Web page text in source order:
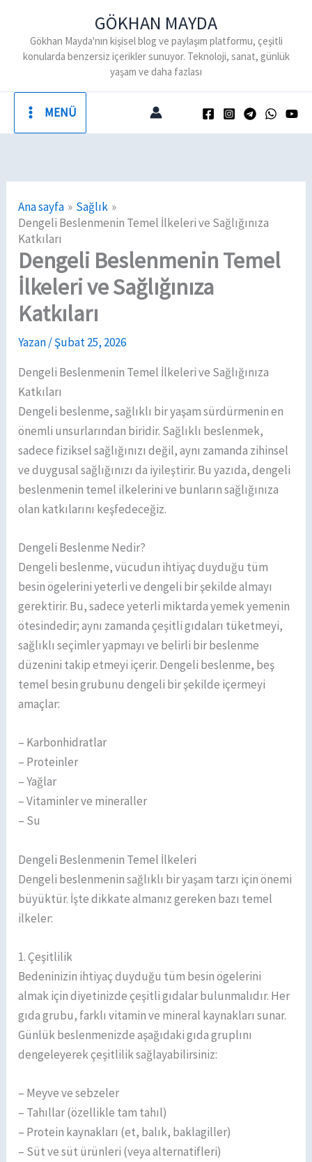
GÖKHAN MAYDA
Gökhan Mayda'nın kişisel blog ve paylaşım platformu, çeşitli
konularda benzersiz içerikler sunuyor. Teknoloji, sanat, günlük
yaşam ve daha fazlası
MENÜ
Ana sayfa
Sağlık
Dengeli Beslenmenin Temel İlkeleri ve Sağlığınıza
Katkıları
Dengeli Beslenmenin Temel
İlkeleri ve Sağlığınıza
Katkıları
Yazan/Şubat 25, 2026
Dengeli Beslenmenin Temel İlkeleri ve Sağlığınıza
Katkıları
Dengeli beslenme, sağlıklı bir yaşam sürdürmenin en
önemli unsurlarından biridir. Sağlıklı beslenmek,
sadece fiziksel sağlığınızı değil, aynı zamanda zihinsel
ve duygusal sağlığınızı da iyileştirir. Bu yazıda, dengeli
beslenmenin temel ilkelerini ve bunların sağlığınıza
olan katkılarını keşfedeceğiz.
Dengeli Beslenme Nedir?
Dengeli beslenme, vücudun ihtiyaç duyduğu tüm
besin ögelerini yeterli ve dengeli bir şekilde almayı
gerektirir. Bu, sadece yeterli miktarda yemek yemenin
ötesindedir; aynı zamanda çeşitli gıdaları tüketmeyi,
sağlıklı seçimler yapmayı ve belirli bir beslenme
düzenini takip etmeyi içerir. Dengeli beslenme, beş
temel besin grubunu dengeli bir şekilde içermeyi
amaçlar:
– Karbonhidratlar
– Proteinler
– Yağlar
– Vitaminler ve mineraller
– Su
Dengeli Beslenmenin Temel İlkeleri
Dengeli beslenmenin sağlıklı bir yaşam tarzı için önemi
büyüktür. İşte dikkate almanız gereken bazı temel
ilkeler:
1. Çeşitlilik
Bedeninizin ihtiyaç duyduğu tüm besin ögelerini
almak için diyetinizde çeşitli gıdalar bulunmalıdır. Her
gıda grubu, farklı vitamin ve mineral kaynakları sunar.
Günlük beslenmenizde aşağıdaki gıda gruplını
dengeleyerek çeşitlilik sağlayabilirsiniz:
– Meyve ve sebzeler
– Tahıllar (özellikle tam tahıl)
– Protein kaynakları (et, balık, baklagiller)
– Süt ve süt ürünleri (veya alternatifleri)